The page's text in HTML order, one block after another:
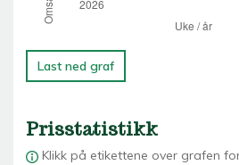
Last ned graf
Prisstatistikk
Klikk på etikettene over grafen